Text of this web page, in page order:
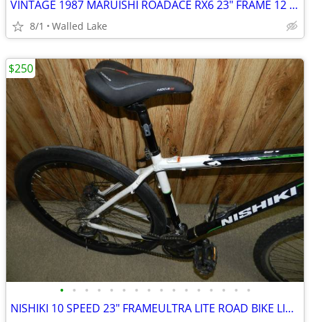
VINTAGE 1987 MARUISHI ROADACE RX6 23" FRAME 12 SPEED JAPAN
8/1 Walled Lake
• • • • • • • • • • • • • • • •
NISHIKI 10 SPEED 23" FRAMEULTRA LITE ROAD BIKE LIKE NEW
$250